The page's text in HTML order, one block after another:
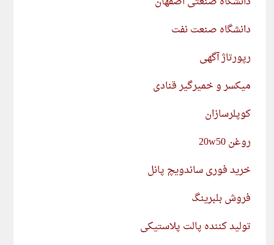
دانشگاه صنعت نفت
رپورتاژ آگهی
میکسر و خمیرگیر قنادی
کوپلرسازان
روغن 20w50
خرید فوری ساندویچ پانل
فروش بلبرینگ
تولید کننده پالت پلاستیکی